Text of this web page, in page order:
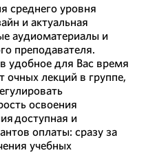
среднего уровня
и актуальная
аудиоматериалы и
преподавателя.
удобное для Вас время
лекций в группе,
освоения
доступная и
оплаты: сразу за
учебных